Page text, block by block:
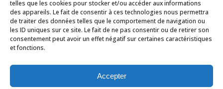
telles que les cookies pour stocker et/ou accéder aux informations
des appareils. Le fait de consentir à ces technologies nous permettra
de traiter des données telles que le comportement de navigation ou
les ID uniques sur ce site. Le fait de ne pas consentir ou de retirer son
consentement peut avoir un effet négatif sur certaines caractéristiques
et fonctions.
Accepter
la Loire de Badminton -